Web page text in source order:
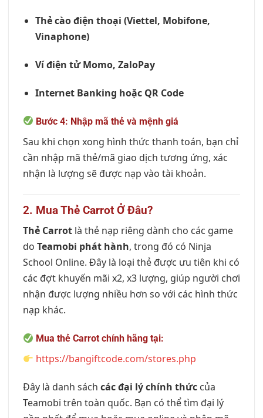
Thẻ cào điện thoại (Viettel, Mobifone,
Vinaphone)
Ví điện tử Momo, ZaloPay
Internet Banking hoặc QR Code
Bước 4: Nhập mã thẻ và mệnh giá
Sau khi chọn xong hình thức thanh toán, bạn chỉ
cần nhập mã thẻ/mã giao dịch tương ứng, xác
nhận là lượng sẽ được nạp vào tài khoản.
2. Mua Thẻ Carrot Ở Đâu?
Thẻ Carrot là thẻ nạp riêng dành cho các game
do Teamobi phát hành, trong đó có Ninja
School Online. Đây là loại thẻ được ưu tiên khi có
các đợt khuyến mãi x2, x3 lượng, giúp người chơi
nhận được lượng nhiều hơn so với các hình thức
nạp khác.
Mua thẻ Carrot chính hãng tại:
https://bangiftcode.com/stores.php
Đây là danh sách các đại lý chính thức của
Teamobi trên toàn quốc. Bạn có thể tìm đại lý